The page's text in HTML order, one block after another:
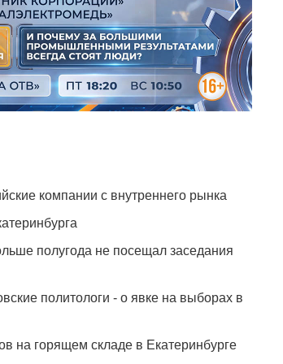
компании с внутреннего рынка
полугода не посещал заседания
политологи - о явке на выборах в
на горящем складе в Екатеринбурге